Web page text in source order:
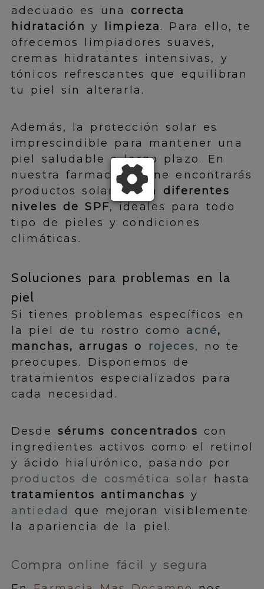
adecuado es unacorrecta
hidratación y limpieza. Para ello, te
ofrecemos limpiadores suaves,
cremas hidratantes intensivas, y
tónicos refrescantes que equilibran
tu piel sin alterarla.
Además, la protección solar es
imprescindible para mantener una
piel saludable a largo plazo. En
nuestra farmacia online encontrarás
productos solares condiferentes
niveles de SPF, ideales para todo
tipo de pieles y condiciones
climáticas.
Soluciones para problemas en la
piel
Si tienes problemas específicos en
la piel de tu rostro como acné,
manchas, arrugas o
rojeces, no te
preocupes. Disponemos de
tratamientos especializados para
cada necesidad.
Desde sérums concentrados con
ingredientes activos como el retinol
y ácido hialurónico, pasando por
productos de cosmética solar hasta
tratamientos antimanchas y
antiedad
que mejoran visiblemente
la apariencia de la piel.
Compra online fácil y segura